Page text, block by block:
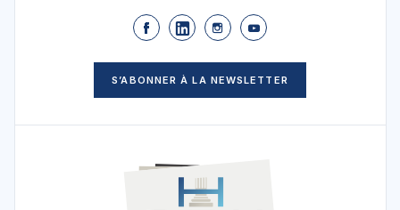
S’ABONNER À LA NEWSLETTER